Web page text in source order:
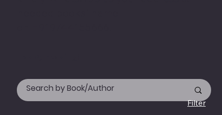
Filter